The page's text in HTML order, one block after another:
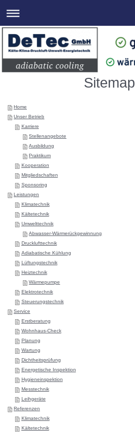
Sitemap
Home
Unser Betrieb
Karriere
Stellenangebote
Ausbildung
Praktikum
Kooperation
Mitgliedschaften
Sponsoring
Leistungen
Klimatechnik
Kältetechnik
Umwelttechnik
Abwasser-Wärmerückgewinnung
Drucklufttechnik
Adiabatische Kühlung
Lüftungstechnik
Heiztechnik
Wärmepumpe
Elektrotechnik
Steuerungstechnik
Service
Erstberatung
Wohnhaus-Check
Planung
Wartung
Dichtheitsprüfung
Energetische Inspektion
Hygieneinspektion
Messtechnik
Leihgeräte
Referenzen
Klimatechnik
Kältetechnik